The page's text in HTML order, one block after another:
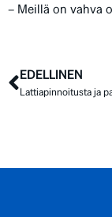
– Meillä on vahva
EDELLINEN